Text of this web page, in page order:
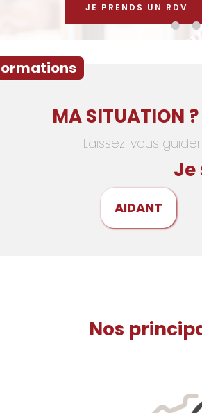
JE PRENDS UN RDV
MA SITUATION
Laissez-vous
Je
AIDANT
Nos